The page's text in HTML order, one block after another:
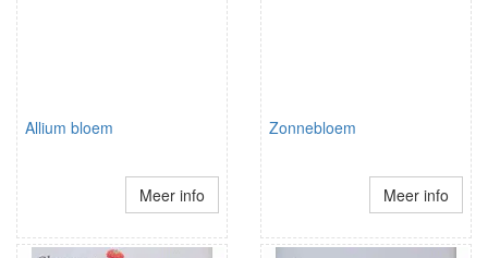
Allium bloem
Meer info
Zonnebloem
Meer info